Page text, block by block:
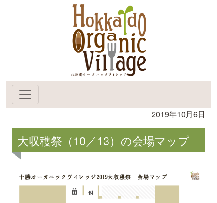
2019年10月6日
大収穫祭（10／13）の会場マップ